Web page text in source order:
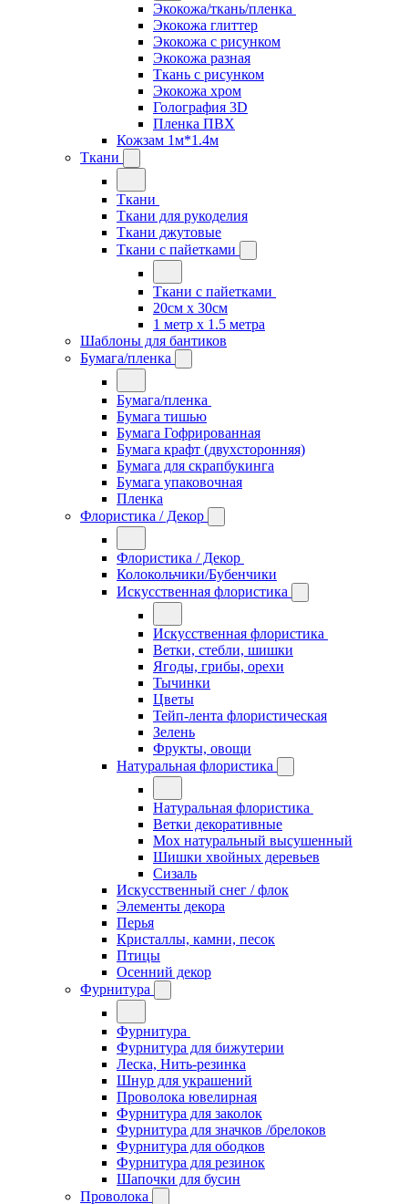
Экокожа/ткань/пленка
Экокожа глиттер
Экокожа с рисунком
Экокожа разная
Ткань с рисунком
Экокожа хром
Голография 3D
Пленка ПВХ
Кожзам 1м*1.4м
Ткани
Ткани
Ткани для рукоделия
Ткани джутовые
Ткани с пайетками
Ткани с пайетками
20см х 30см
1 метр х 1.5 метра
Шаблоны для бантиков
Бумага/пленка
Бумага/пленка
Бумага тишью
Бумага Гофрированная
Бумага крафт (двухсторонняя)
Бумага для скрапбукинга
Бумага упаковочная
Пленка
Флористика / Декор
Флористика / Декор
Колокольчики/Бубенчики
Искусственная флористика
Искусственная флористика
Ветки, стебли, шишки
Ягоды, грибы, орехи
Тычинки
Цветы
Тейп-лента флористическая
Зелень
Фрукты, овощи
Натуральная флористика
Натуральная флористика
Ветки декоративные
Мох натуральный высушенный
Шишки хвойных деревьев
Сизаль
Искусственный снег / флок
Элементы декора
Перья
Кристаллы, камни, песок
Птицы
Осенний декор
Фурнитура
Фурнитура
Фурнитура для бижутерии
Леска, Нить-резинка
Шнур для украшений
Проволока ювелирная
Фурнитура для заколок
Фурнитура для значков /брелоков
Фурнитура для ободков
Фурнитура для резинок
Шапочки для бусин
Проволока